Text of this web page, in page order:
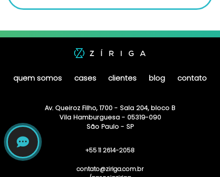
quem somos cases clientes blog contato
Av. Queiroz Filho, 1700 - Sala 204, bloco B
Vila Hamburguesa - 05319-090
São Paulo - SP
+55 11 2614-2058
contato@ziriga.com.br